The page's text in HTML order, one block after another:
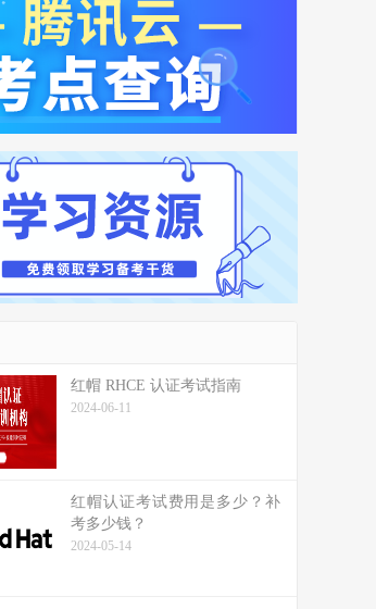
红帽 RHCE 认证考试指南
2024-06-11
红帽认证考试费用是多少？补
考多少钱？
2024-05-14